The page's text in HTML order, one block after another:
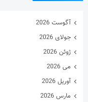
آگوست 2026
جولای 2026
ژوئن 2026
می 2026
آوریل 2026
مارس 2026